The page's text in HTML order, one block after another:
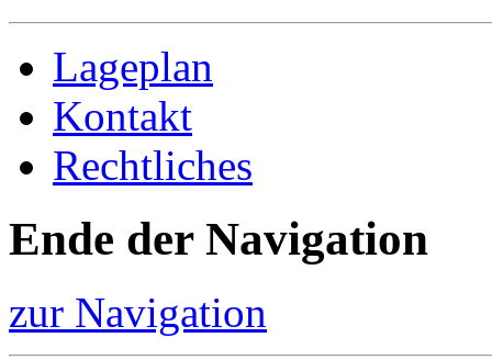
Lageplan
Kontakt
Rechtliches
Ende der Navigation
zur Navigation